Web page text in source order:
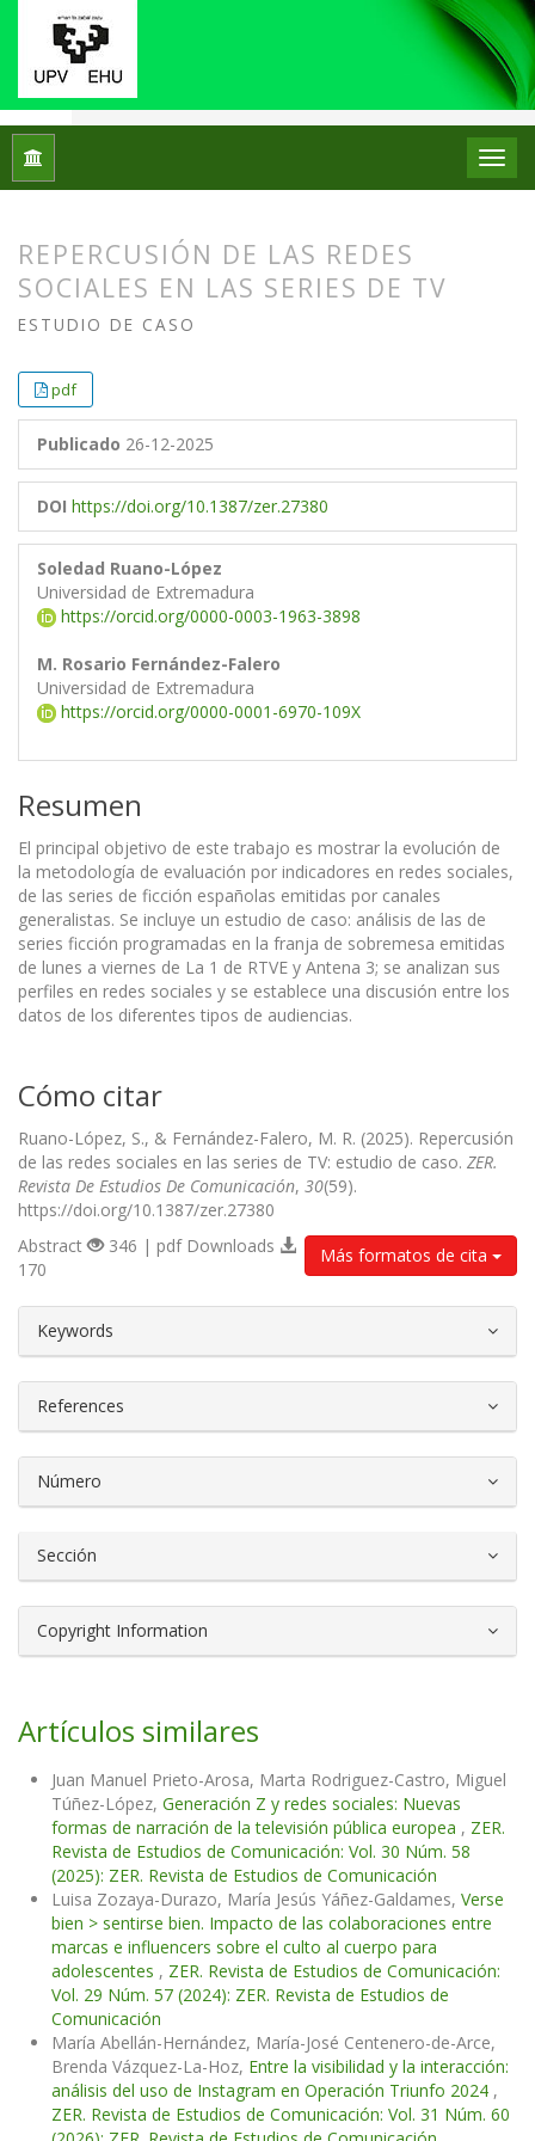
Inicio Vol. 30 Núm. 59 (2025): ZER. Revista de
REPERCUSIÓN DE LAS REDES
SOCIALES EN LAS SERIES DE TV
ESTUDIO DE CASO
pdf
Publicado 26-12-2025
DOI https://doi.org/10.1387/zer.27380
Soledad Ruano-López
Universidad de Extremadura
https://orcid.org/0000-0003-1963-3898
M. Rosario Fernández-Falero
Universidad de Extremadura
https://orcid.org/0000-0001-6970-109X
Resumen
El principal objetivo de este trabajo es mostrar la evolución de
la metodología de evaluación por indicadores en redes sociales,
de las series de ficción españolas emitidas por canales
generalistas. Se incluye un estudio de caso: análisis de las de
series ficción programadas en la franja de sobremesa emitidas
de lunes a viernes de La 1 de RTVE y Antena 3; se analizan sus
perfiles en redes sociales y se establece una discusión entre los
datos de los diferentes tipos de audiencias.
Cómo citar
Ruano-López, S., & Fernández-Falero, M. R. (2025). Repercusión
de las redes sociales en las series de TV: estudio de caso. ZER.
Revista De Estudios De Comunicación, 30(59).
https://doi.org/10.1387/zer.27380
Más formatos de cita
Abstract
346 | pdf Downloads
170
Keywords
References
Número
Sección
Copyright Information
Artículos similares
Juan Manuel Prieto-Arosa, Marta Rodriguez-Castro, Miguel
Túñez-López, Generación Z y redes sociales: Nuevas
formas de narración de la televisión pública europea , ZER.
Revista de Estudios de Comunicación: Vol. 30 Núm. 58
(2025): ZER. Revista de Estudios de Comunicación
Luisa Zozaya-Durazo, María Jesús Yáñez-Galdames, Verse
bien > sentirse bien. Impacto de las colaboraciones entre
marcas e influencers sobre el culto al cuerpo para
adolescentes , ZER. Revista de Estudios de Comunicación:
Vol. 29 Núm. 57 (2024): ZER. Revista de Estudios de
Comunicación
María Abellán-Hernández, María-José Centenero-de-Arce,
Brenda Vázquez-La-Hoz, Entre la visibilidad y la interacción:
análisis del uso de Instagram en Operación Triunfo 2024 ,
ZER. Revista de Estudios de Comunicación: Vol. 31 Núm. 60